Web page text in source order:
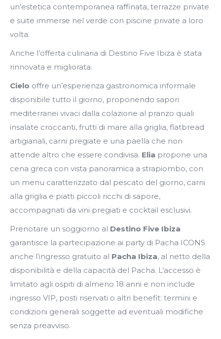
un’estetica contemporanea raffinata, terrazze private
e suite immerse nel verde con piscine private a loro
volta.
Anche l’offerta culinaria di Destino Five Ibiza è stata
rinnovata e migliorata.
Cielo offre un’esperienza gastronomica informale
disponibile tutto il giorno, proponendo sapori
mediterranei vivaci dalla colazione al pranzo quali
insalate croccanti, frutti di mare alla griglia, flatbread
artigianali, carni pregiate e una paella che non
attende altro che essere condivisa. Elia propone una
cena greca con vista panoramica a strapiombo, con
un menu caratterizzato dal pescato del giorno, carni
alla griglia e piatti piccoli ricchi di sapore,
accompagnati da vini pregiati e cocktail esclusivi.
Prenotare un soggiorno al Destino Five Ibiza
garantisce la partecipazione ai party di Pacha ICONS
anche l’ingresso gratuito al Pacha Ibiza, al netto della
disponibilità e della capacità del Pacha. L’accesso è
limitato agli ospiti di almeno 18 anni e non include
ingresso VIP, posti riservati o altri benefit: termini e
condizioni generali soggette ad eventuali modifiche
senza preavviso.